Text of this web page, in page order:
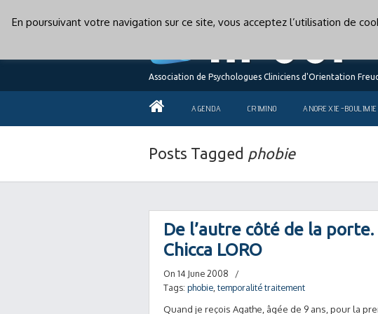
Association de Psychologues Cliniciens d'Orientation
AGENDA CRIMINO ANOREXIE-BOULIMIE
Posts Tagged phobie
De l’autre côté de la porte.
Chicca LORO
On 14 June 2008
/
Tags: phobie temporalité traitement
Quand je reçois Agathe, âgée de 9 ans, pour la
En poursuivant votre navigation sur ce site, vous acceptez l’utilisation de